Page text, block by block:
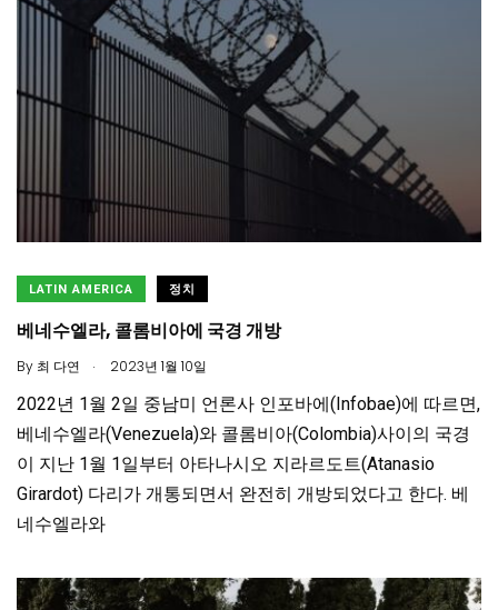
LATIN AMERICA 정치
베네수엘라, 콜롬비아에 국경 개방
By 최 다연 . 2023년 1월 10일
2022년 1월 2일 중남미 언론사 인포바에(Infobae)에 따르면,
베네수엘라(Venezuela)와 콜롬비아(Colombia)사이의 국경
이 지난 1월 1일부터 아타나시오 지라르도트(Atanasio
Girardot) 다리가 개통되면서 완전히 개방되었다고 한다. 베
네수엘라와